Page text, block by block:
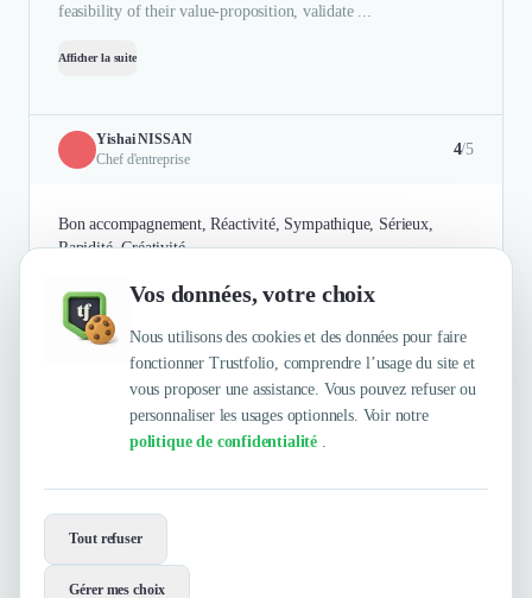
Vos données, votre choix
Nous utilisons des cookies et des données pour faire
fonctionner Trustfolio, comprendre l’usage du site et
vous proposer une assistance. Vous pouvez refuser ou
personnaliser les usages optionnels. Voir notre
politique de confidentialité .
Tout refuser
Gérer mes choix
feasibility of their value-proposition, validate ...
Afficher la suite
Yishai NISSAN
Chef d'entreprise
4/5
Bon accompagnement, Réactivité, Sympathique, Sérieux,
Rapidité, Créativité
Authentifié le 25/09/2025 par
Contactez-les maintenant !